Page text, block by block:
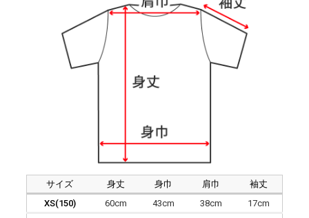
サイズ 身丈 身巾 肩巾
袖丈
XS(150)
60cm 43cm 38cm
17cm